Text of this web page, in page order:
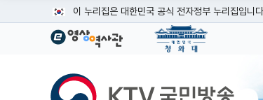
이 누리집은 대한민국 공식 전자정부 누리집입니
공식 누리집 주소 확인하기
이밖에 or.kr 또는 .kr등 다른 도메인 주소를 사용
운영중인 공식 누리집보기
KTV국민방송